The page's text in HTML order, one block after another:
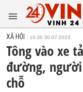
XÃ HỘI 10:30 30-07-2023
Tông vào xe
đường,
chỗ